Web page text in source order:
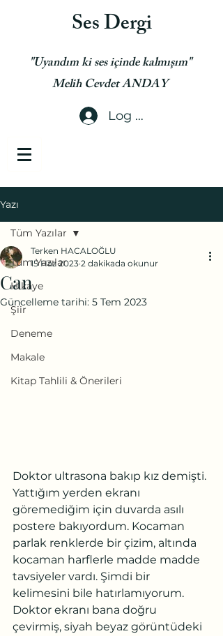
Ses Dergi
"Uyandım ki ses içinde kalmışım"
Melih Cevdet ANDAY
Log In
Yazı
Tüm Yazılar
Hikaye
Şiir
Deneme
Makale
Kitap Tahlili & Önerileri
Tüm Yazılar
Can
Terken HACALOĞLU
15 Haz 2023 2 dakikada okunur
Güncelleme tarihi: 5 Tem 2023
Doktor ultrasona bakıp kız demişti.
Yattığım yerden ekranı
göremediğim için duvarda asılı
postere bakıyordum. Kocaman
parlak renklerde bir çizim, altında
kocaman harflerle madde madde
tavsiyeler vardı. Şimdi bir
kelimesini bile hatırlamıyorum.
Doktor ekranı bana doğru
çevirmiş, siyah beyaz görüntüdeki